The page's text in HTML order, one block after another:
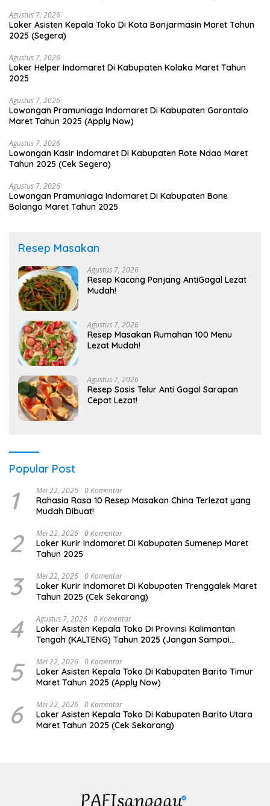
Agustus 7, 2026
Loker Asisten Kepala Toko Di Kota Banjarmasin Maret Tahun
2025 (Segera)
Agustus 7, 2026
Loker Helper Indomaret Di Kabupaten Kolaka Maret Tahun
2025
Agustus 7, 2026
Lowongan Pramuniaga Indomaret Di Kabupaten Gorontalo
Maret Tahun 2025 (Apply Now)
Agustus 7, 2026
Lowongan Kasir Indomaret Di Kabupaten Rote Ndao Maret
Tahun 2025 (Cek Segera)
Agustus 7, 2026
Lowongan Pramuniaga Indomaret Di Kabupaten Bone
Bolango Maret Tahun 2025
Resep Masakan
Agustus 7, 2026
Resep Kacang Panjang AntiGagal Lezat
Mudah!
Agustus 7, 2026
Resep Masakan Rumahan 100 Menu
Lezat Mudah!
Agustus 7, 2026
Resep Sosis Telur Anti Gagal Sarapan
Cepat Lezat!
Popular Post
1 Mei 22, 2026 0 Komentar
Rahasia Rasa 10 Resep Masakan China Terlezat yang
Mudah Dibuat!
2 Mei 22, 2026 0 Komentar
Loker Kurir Indomaret Di Kabupaten Sumenep Maret
Tahun 2025
3 Mei 22, 2026 0 Komentar
Loker Kurir Indomaret Di Kabupaten Trenggalek Maret
Tahun 2025 (Cek Sekarang)
4 Agustus 7, 2026 0 Komentar
Loker Asisten Kepala Toko Di Provinsi Kalimantan
Tengah (KALTENG) Tahun 2025 (Jangan Sampai
5 Mei 22, 2026 0 Komentar
Loker Asisten Kepala Toko Di Kabupaten Barito Timur
Maret Tahun 2025 (Apply Now)
6 Mei 22, 2026 0 Komentar
Loker Asisten Kepala Toko Di Kabupaten Barito Utara
Maret Tahun 2025 (Cek Sekarang)